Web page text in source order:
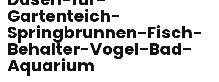
Gartenteich-
Springbrunnen-Fisch-
Behalter-Vogel-Bad-
Aquarium